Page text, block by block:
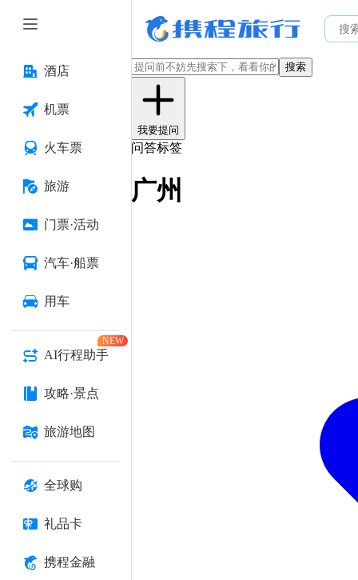
酒店
机票
火车票
旅游
门票·活动
汽车·船票
用车
AI行程助手
NEW
攻略·景点
旅游地图
全球购
礼品卡
携程金融
搜索
我要提问
问答标签
广州